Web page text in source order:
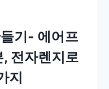
기- 에어프
전자렌지로
지